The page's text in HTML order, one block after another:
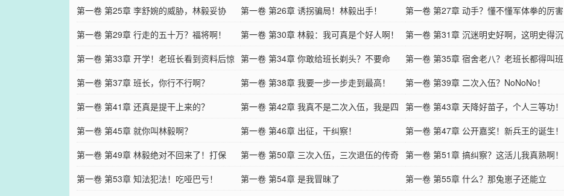
第一卷 第25章 李舒婉的威胁，林毅妥协
了？
第一卷 第26章 诱拐骗局！林毅出手！
第一卷 第27章 动手？懂不懂军体拳的厉害
啊！
第一卷 第29章 行走的五十万？福将啊！
第一卷 第30章 林毅：我可真是个好人啊！
第一卷 第31章 沉迷明史好啊，这明史得沉
迷啊！
第一卷 第33章 开学！老班长看到资料后惊
了……
第一卷 第34章 你敢给班长剃头？不要命
了！
第一卷 第35章 宿舍老八？老班长都得叫班
长！
第一卷 第37章 班长，你行不行啊？
第一卷 第38章 我要一步一步走到最高！ 第一卷 第39章 二次入伍？NoNoNo！
第一卷 第41章 还真是提干上来的？
第一卷 第42章 我真不是二次入伍，我是四
次
第一卷 第43章 天降好苗子，个人三等功！
第一卷 第45章 就你叫林毅啊？
第一卷 第46章 出征，干纠察！ 第一卷 第47章 公开嘉奖！新兵王的诞生！
第一卷 第49章 林毅绝对不回来了！打保
票！
第一卷 第50章 三次入伍，三次退伍的传奇
新生！
第一卷 第51章 搞纠察？这活儿我真熟啊！
第一卷 第53章 知法犯法！吃哑巴亏！ 第一卷 第54章 是我冒昧了
第一卷 第55章 什么？那兔崽子还能立